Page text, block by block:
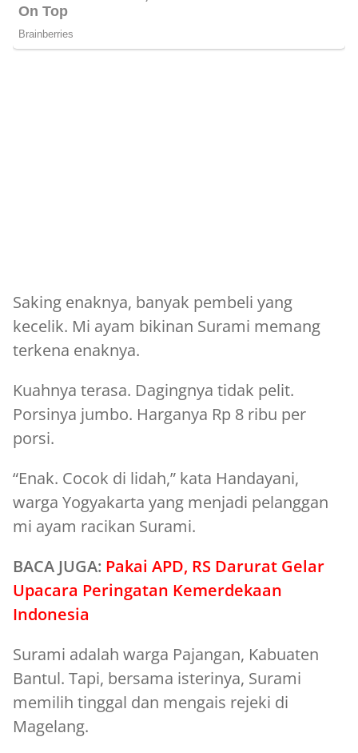
Saking enaknya, banyak pembeli yang
kecelik. Mi ayam bikinan Surami memang
terkena enaknya.
Kuahnya terasa. Dagingnya tidak pelit.
Porsinya jumbo. Harganya Rp 8 ribu per
porsi.
“Enak. Cocok di lidah,” kata Handayani,
warga Yogyakarta yang menjadi pelanggan
mi ayam racikan Surami.
BACA JUGA: Pakai APD, RS Darurat Gelar
Upacara Peringatan Kemerdekaan
Indonesia
Surami adalah warga Pajangan, Kabuaten
Bantul. Tapi, bersama isterinya, Surami
memilih tinggal dan mengais rejeki di
Magelang.